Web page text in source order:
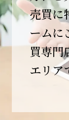
この節目を
は、日頃よ
力添えをい
支えてくだ
げであり、
10年という
ただき、今
しかしなが
売買に
ームに
買専門
エリア